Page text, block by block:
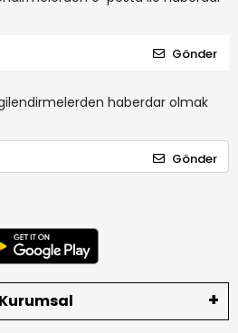
Gönder
haberdar olmak
Gönder
Kurumsal